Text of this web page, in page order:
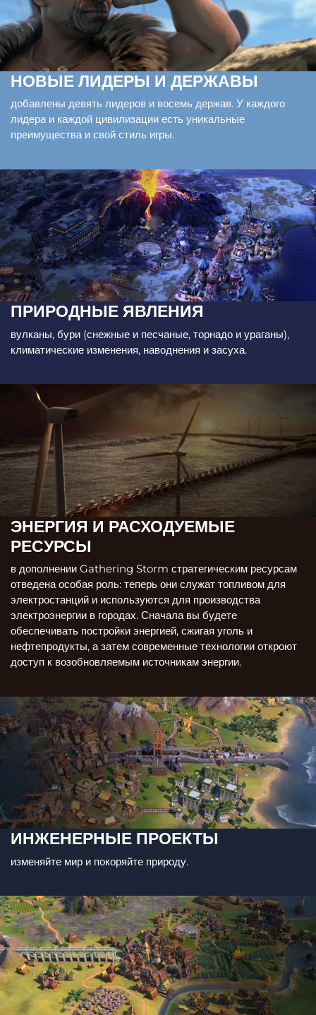
НОВЫЕ ЛИДЕРЫ И ДЕРЖАВЫ
добавлены девять лидеров и восемь держав. У каждого
лидера и каждой цивилизации есть уникальные
преимущества и свой стиль игры.
ПРИРОДНЫЕ ЯВЛЕНИЯ
вулканы, бури (снежные и песчаные, торнадо и ураганы),
климатические изменения, наводнения и засуха.
ЭНЕРГИЯ И РАСХОДУЕМЫЕ
РЕСУРСЫ
в дополнении Gathering Storm стратегическим ресурсам
отведена особая роль: теперь они служат топливом для
электростанций и используются для производства
электроэнергии в городах. Сначала вы будете
обеспечивать постройки энергией, сжигая уголь и
нефтепродукты, а затем современные технологии откроют
доступ к возобновляемым источникам энергии.
ИНЖЕНЕРНЫЕ ПРОЕКТЫ
изменяйте мир и покоряйте природу.